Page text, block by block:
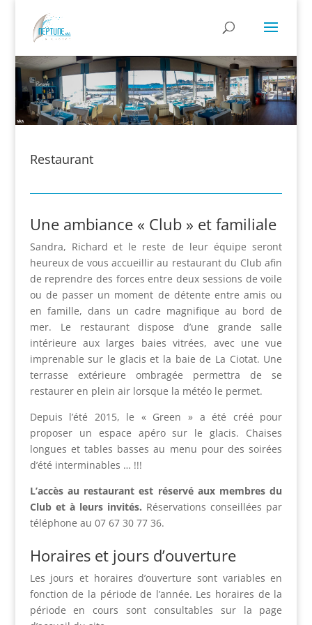
Restaurant
Une ambiance « Club » et familiale
Sandra, Richard et le reste de leur équipe seront
heureux de vous accueillir au restaurant du Club afin
de reprendre des forces entre deux sessions de voile
ou de passer un moment de détente entre amis ou
en famille, dans un cadre magnifique au bord de
mer. Le restaurant dispose d’une grande salle
intérieure aux larges baies vitrées, avec une vue
imprenable sur le glacis et la baie de La Ciotat. Une
terrasse extérieure ombragée permettra de se
restaurer en plein air lorsque la météo le permet.
Depuis l’été 2015, le « Green » a été créé pour
proposer un espace apéro sur le glacis. Chaises
longues et tables basses au menu pour des soirées
d’été interminables … !!!
L’accès au restaurant est réservé aux membres du
Club et à leurs invités. Réservations conseillées par
téléphone au 07 67 30 77 36.
Horaires et jours d’ouverture
Les jours et horaires d’ouverture sont variables en
fonction de la période de l’année. Les horaires de la
période en cours sont consultables sur la page